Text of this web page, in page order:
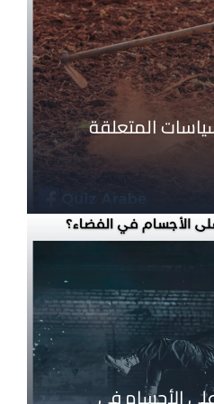
المتعلقة